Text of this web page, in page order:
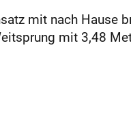
mit nach Hause
mit 3,48